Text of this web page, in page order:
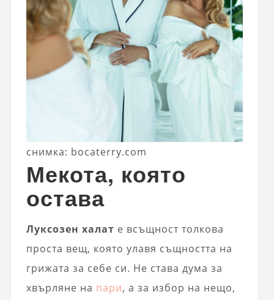
снимка: bocaterry.com
Мекота, която
остава
Луксозен халат е всъщност толкова
простa вещ, която улавя същността на
грижата за себе си. Не става дума за
хвърляне на пари, а за избор на нещо,